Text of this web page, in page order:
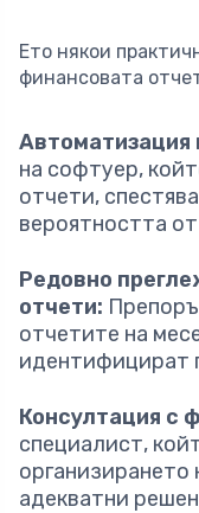
Ето някои
финансовата
Автоматизация
на софтуер,
отчети,
вероятността
Редовно
отчети:
отчетите на
идентифицират
Консултация с
специалист,
адекватни